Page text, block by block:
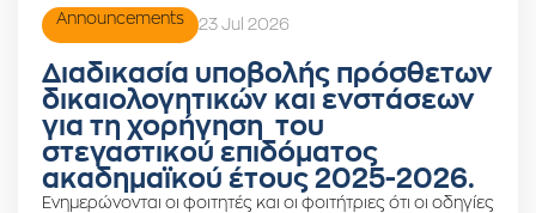
Announcements 23 Jul 2026
Διαδικασία υποβολής πρόσθετων
δικαιολογητικών και ενστάσεων
για τη χορήγηση του
στεγαστικού επιδόματος
ακαδημαϊκού έτους 2025-2026.
Ενημερώνονται οι φοιτητές και οι φοιτήτριες ότι οι οδηγίες